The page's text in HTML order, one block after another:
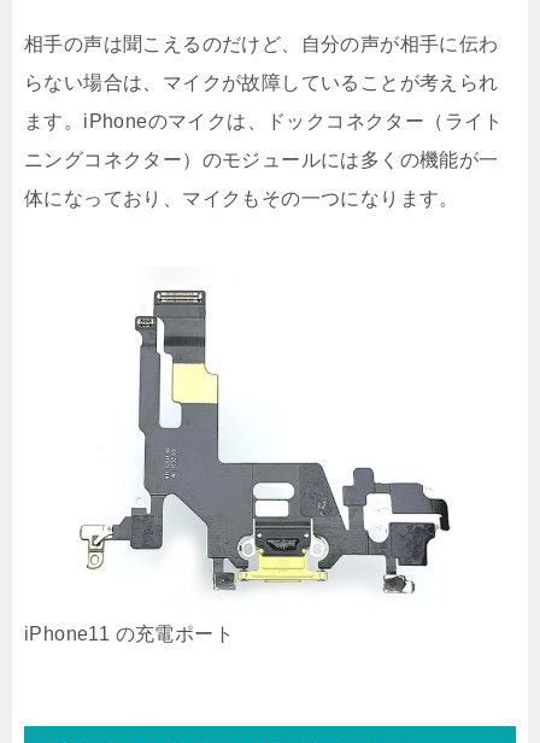
相手の声は聞こえるのだけど、自分の声が相手に伝わ
らない場合は、マイクが故障していることが考えられ
ます。iPhoneのマイクは、ドックコネクター（ライト
ニングコネクター）のモジュールには多くの機能が一
体になっており、マイクもその一つになります。
iPhone11 の充電ポート